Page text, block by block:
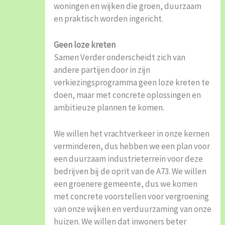
woningen en wijken die groen, duurzaam
en praktisch worden ingericht.
Geen loze kreten
Samen Verder onderscheidt zich van
andere partijen door in zijn
verkiezingsprogramma geen loze kreten te
doen, maar met concrete oplossingen en
ambitieuze plannen te komen.
We willen het vrachtverkeer in onze kernen
verminderen, dus hebben we een plan voor
een duurzaam industrieterrein voor deze
bedrijven bij de oprit van de A73. We willen
een groenere gemeente, dus we komen
met concrete voorstellen voor vergroening
van onze wijken en verduurzaming van onze
huizen. We willen dat inwoners beter